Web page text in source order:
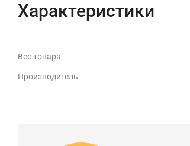
Характеристики
Вес товара
Производитель